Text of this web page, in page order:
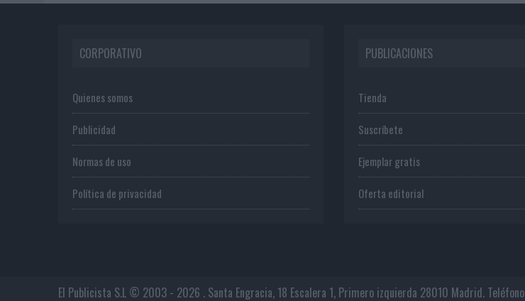
CORPORATIVO
Quienes somos
Publicidad
Normas de uso
Política de privacidad
PUBLICACIONES
Tienda
Suscríbete
Ejemplar gratis
Oferta editorial
El Publicista S.L © 2003 - 2026 . Santa Engracia, 18 Escalera 1, Primero izquierda 28010 Madrid. Teléfono